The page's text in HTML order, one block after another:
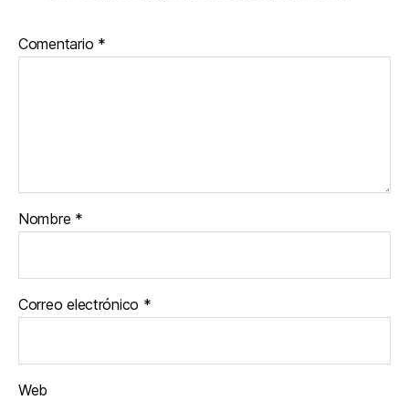
Comentario *
Nombre *
Correo electrónico *
Web